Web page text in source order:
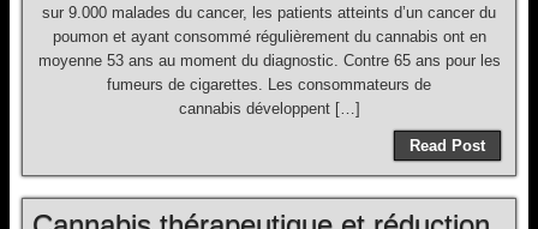
sur 9.000 malades du cancer, les patients atteints d’un cancer du
poumon et ayant consommé régulièrement du cannabis ont en
moyenne 53 ans au moment du diagnostic. Contre 65 ans pour les
fumeurs de cigarettes. Les consommateurs de
cannabis développent […]
Read Post